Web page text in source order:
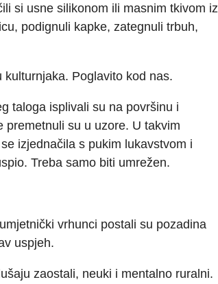
si usne silikonom ili masnim tkivom iz
podignuli kapke, zategnuli trbuh,
Poglavito kod nas.
taloga isplivali su na površinu i
premetnuli su u uzore. U takvim
izjednačila s pukim lukavstvom i
Treba samo biti umrežen.
vrhunci postali su pozadina
uspjeh.
zaostali, neuki i mentalno ruralni.